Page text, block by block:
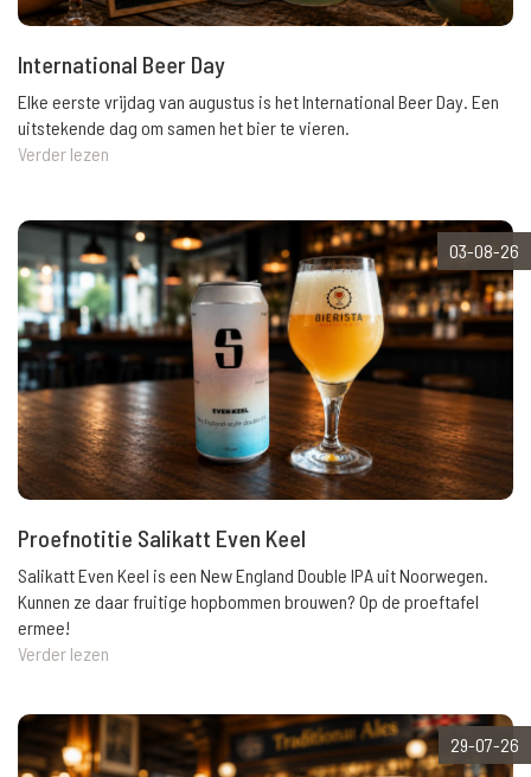
International Beer Day
Elke eerste vrijdag van augustus is het International Beer Day. Een
uitstekende dag om samen het bier te vieren.
Verder lezen
03-08-26
Proefnotitie Salikatt Even Keel
Salikatt Even Keel is een New England Double IPA uit Noorwegen.
Kunnen ze daar fruitige hopbommen brouwen? Op de proeftafel
ermee!
Verder lezen
29-07-26